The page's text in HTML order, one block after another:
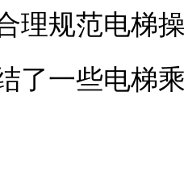
理规范电梯
了一些电梯